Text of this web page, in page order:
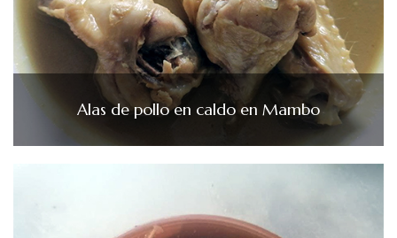
Alas de pollo en caldo en Mambo